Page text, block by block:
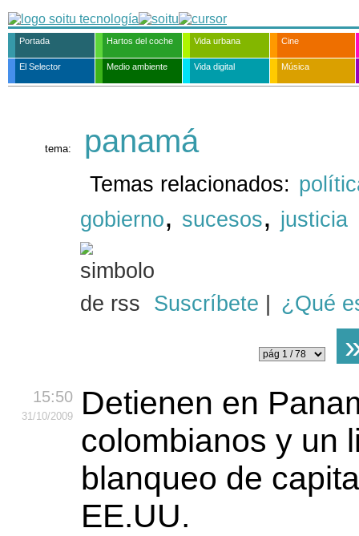
Portada Hartos del coche Vida urbana Cine
El Selector Medio ambiente Vida digital Música
tema: panamá
Temas relacionados:
gobierno, sucesos, justicia
Suscríbete ¿Qué
15:50
31/10/2009
Detienen en
colombianos y un
blanqueo de
EE.UU.